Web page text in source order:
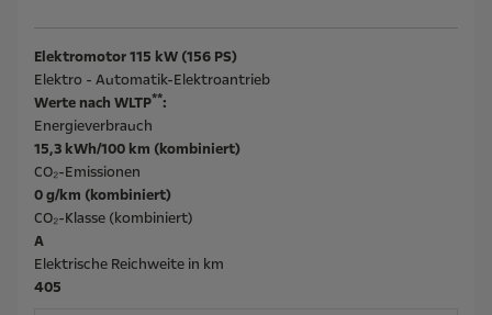
Elektromotor 115 kW (156 PS)
Elektro - Automatik-Elektroantrieb
Werte nach WLTP**:
Energieverbrauch
15,3 kWh/100 km (kombiniert)
CO₂-Emissionen
0 g/km (kombiniert)
CO₂-Klasse (kombiniert)
A
Elektrische Reichweite in km
405